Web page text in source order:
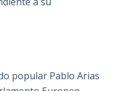
popular Pablo Arias